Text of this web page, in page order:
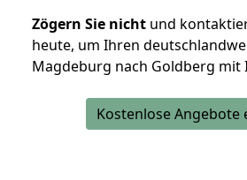
Zögern Sie nicht und
heute, um Ihren
Magdeburg nach Goldberg mit
Kostenlose Angebote